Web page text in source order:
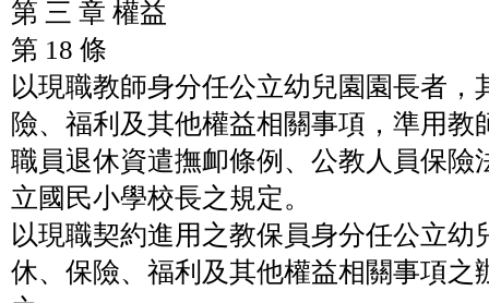
第 三 章 權益
第 18 條
以現職教師身分任公立幼兒園園長者，
險、福利及其他權益相關事項，準用教
職員退休資遣撫卹條例、公教人員保險
立國民小學校長之規定。
以現職契約進用之教保員身分任公立幼
休、保險、福利及其他權益相關事項之